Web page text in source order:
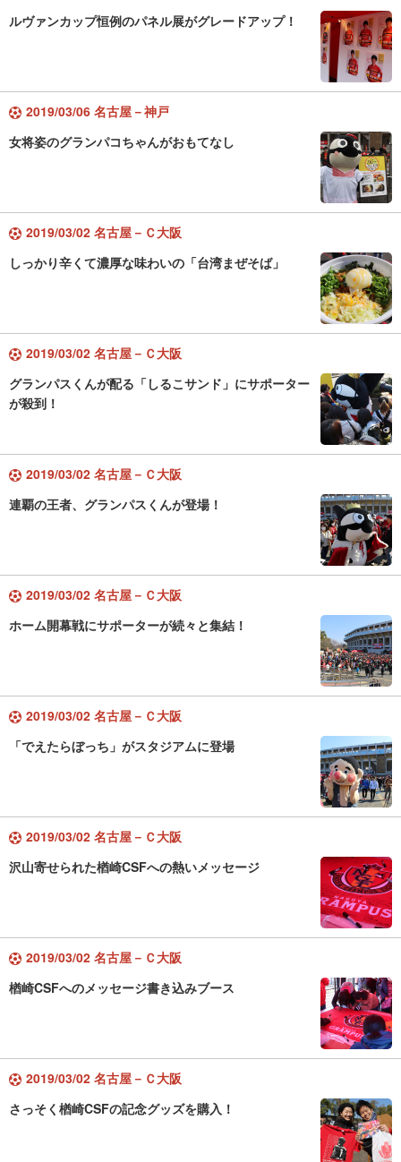
ルヴァンカップ恒例のパネル展がグレードアップ！
2019/03/06 名古屋－神戸
女将姿のグランパコちゃんがおもてなし
2019/03/02 名古屋－Ｃ大阪
しっかり辛くて濃厚な味わいの「台湾まぜそば」
2019/03/02 名古屋－Ｃ大阪
グランパスくんが配る「しるこサンド」にサポーター
が殺到！
2019/03/02 名古屋－Ｃ大阪
連覇の王者、グランパスくんが登場！
2019/03/02 名古屋－Ｃ大阪
ホーム開幕戦にサポーターが続々と集結！
2019/03/02 名古屋－Ｃ大阪
「でえたらぼっち」がスタジアムに登場
2019/03/02 名古屋－Ｃ大阪
沢山寄せられた楢崎CSFへの熱いメッセージ
2019/03/02 名古屋－Ｃ大阪
楢崎CSFへのメッセージ書き込みブース
2019/03/02 名古屋－Ｃ大阪
さっそく楢崎CSFの記念グッズを購入！